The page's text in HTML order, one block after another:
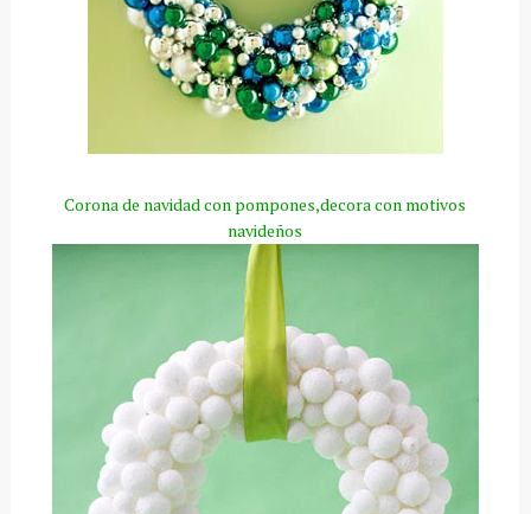
Corona de navidad con pompones,decora con motivos
navideños